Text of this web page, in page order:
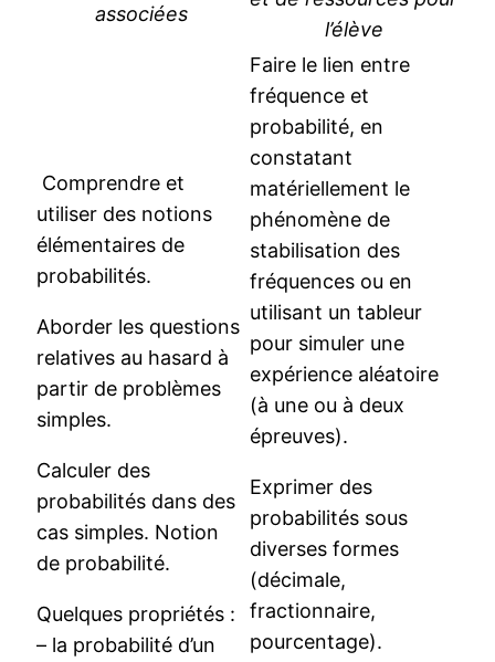
associées
l’élève
Comprendre et
utiliser des notions
élémentaires de
probabilités.
Aborder les questions
relatives au hasard à
partir de problèmes
simples.
Calculer des
probabilités dans des
cas simples. Notion
de probabilité.
Quelques propriétés :
– la probabilité d’un
Faire le lien entre
fréquence et
probabilité, en
constatant
matériellement le
phénomène de
stabilisation des
fréquences ou en
utilisant un tableur
pour simuler une
expérience aléatoire
(à une ou à deux
épreuves).
Exprimer des
probabilités sous
diverses formes
(décimale,
fractionnaire,
pourcentage).